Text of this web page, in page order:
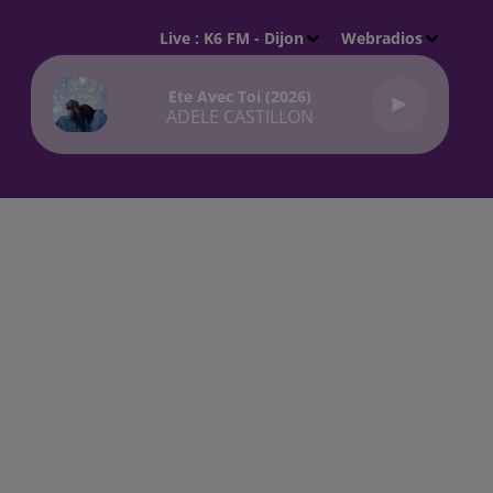
Live : K6 FM - Dijon Webradios
Ete Avec Toi (2026)
ADELE CASTILLON